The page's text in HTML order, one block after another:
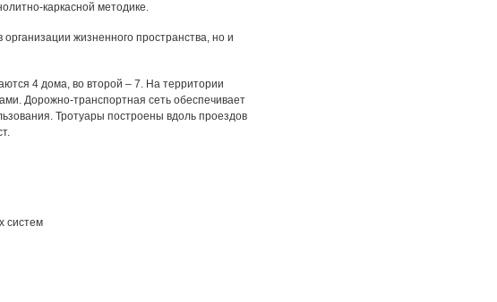
каркасной методике.
жизненного пространства, но и
4 дома, во второй – 7. На территории
Дорожно-транспортная сеть обеспечивает
Тротуары построены вдоль проездов
систем